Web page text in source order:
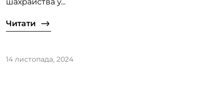
шахрайства у...
Читати
14 листопада, 2024